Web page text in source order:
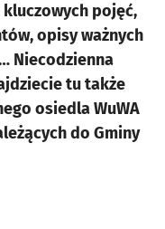
pojęć,
opisy ważnych
Niecodzienna
tu także
osiedla WuWA
do Gminy